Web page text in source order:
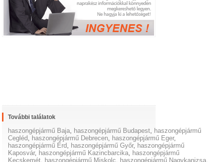
További találatok
haszongépjármű Baja, haszongépjármű Budapest, haszongépjármű
Cegléd, haszongépjármű Debrecen, haszongépjármű Eger,
haszongépjármű Érd, haszongépjármű Győr, haszongépjármű
Kaposvár, haszongépjármű Kazincbarcika, haszongépjármű
Kecskemét, haszongépjármű Miskolc, haszongépjármű Nagykanizsa,